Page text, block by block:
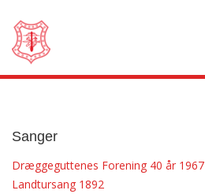
HVOR ER VI?
HUSET I DRÆGGEN
DRÆGGEHYTTEN
Sanger
Dræggeguttenes Forening 40 år 1967
Landtursang 1892